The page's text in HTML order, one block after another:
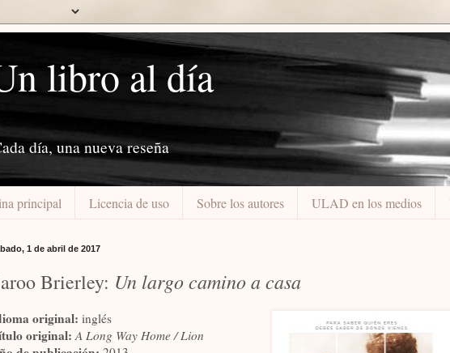
libro al día
día, una nueva reseña
principal Licencia de uso Sobre los autores ULAD en los medios
1 de abril de 2017
Brierley: Un largo camino a casa
original: inglés
original:A Long Way Home / Lion